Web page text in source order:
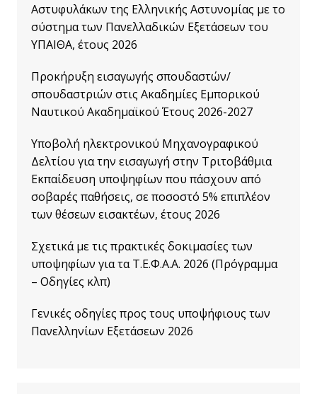
Αστυφυλάκων της Ελληνικής Αστυνομίας με το
σύστημα των Πανελλαδικών Εξετάσεων του
ΥΠΑΙΘΑ, έτους 2026
Προκήρυξη εισαγωγής σπουδαστών/
σπουδαστριών στις Ακαδημίες Εμπορικού
Ναυτικού Ακαδημαϊκού Έτους 2026-2027
Υποβολή ηλεκτρονικού Μηχανογραφικού
Δελτίου για την εισαγωγή στην Τριτοβάθμια
Εκπαίδευση υποψηφίων που πάσχουν από
σοβαρές παθήσεις, σε ποσοστό 5% επιπλέον
των θέσεων εισακτέων, έτους 2026
Σχετικά με τις πρακτικές δοκιμασίες των
υποψηφίων για τα Τ.Ε.Φ.Α.Α. 2026 (Πρόγραμμα
– Οδηγίες κλπ)
Γενικές οδηγίες προς τους υποψήφιους των
Πανελληνίων Εξετάσεων 2026